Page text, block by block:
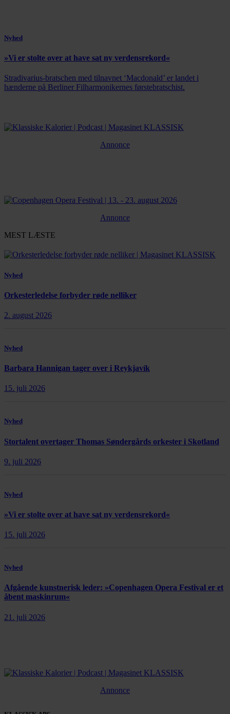
Nyhed
»Vi er stolte over at have sat ny verdensrekord«
Stradivarius-bratschen med tilnavnet ‘Macdonald’ er landet i
hænderne på Berliner Filharmonikernes førstebratschist.
Annonce
Annonce
MEST LÆSTE
Nyhed
Orkesterledelse forbyder røde nelliker
2. august 2026
Nyhed
Barbara Hannigan tager over i Reykjavík
15. juli 2026
Nyhed
Stortalent overtager Thomas Søndergårds orkester i Skotland
9. juli 2026
Nyhed
»Vi er stolte over at have sat ny verdensrekord«
15. juli 2026
Nyhed
Afgående kunstnerisk leder: »Copenhagen Opera Festival er et
åbent maskinrum«
21. juli 2026
Annonce